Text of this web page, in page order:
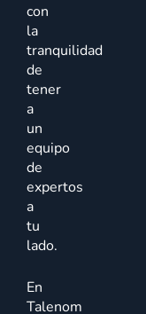
con
la
tranquilidad
de
tener
a
un
equipo
de
expertos
a
tu
lado.
En
Talenom